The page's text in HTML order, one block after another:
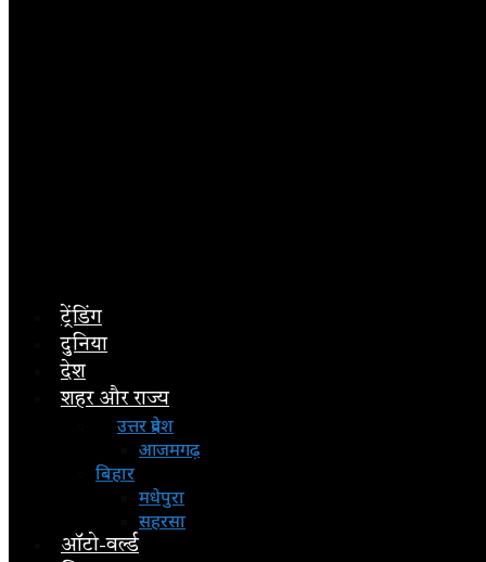
ट्रेंडिंग
दुनिया
देश
शहर और राज्य
उत्तर प्रदेश
आजमगढ़
बिहार
मधेपुरा
सहरसा
ऑटो-वर्ल्ड